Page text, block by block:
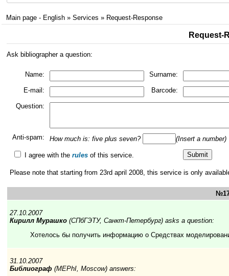
Main page - English » Services » Request-Response
Request-
Ask bibliographer a question:
Name: Surname:
E-mail: Barcode:
Question:
Anti-spam: How much is: five plus seven? (Insert a number)
I agree with the rules of this service.
Please note that starting from 23rd april 2008, this service is only
27.10.2007
Кирилл Мурашко (СПбГЭТУ, Санкт-Петербург) asks a question:
Хотелось бы получить информацию о Средствах
31.10.2007
Библиограф (MEPhI, Moscow) answers: